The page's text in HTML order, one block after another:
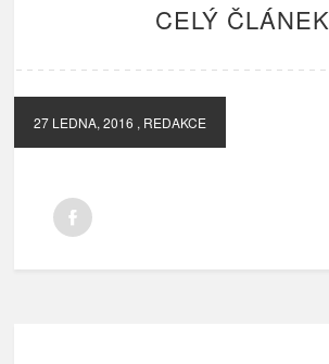
CELÝ ČLÁNEK
27 LEDNA, 2016 , REDAKCE